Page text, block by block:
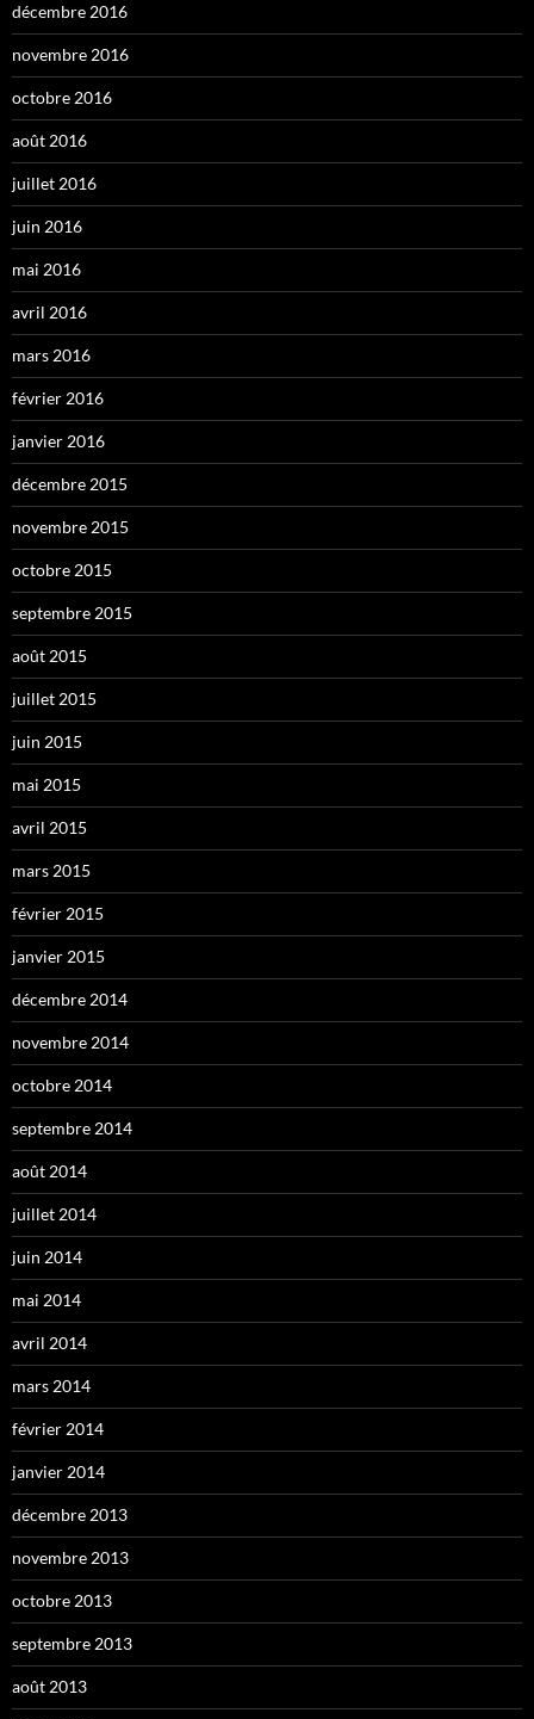
décembre 2016
novembre 2016
octobre 2016
août 2016
juillet 2016
juin 2016
mai 2016
avril 2016
mars 2016
février 2016
janvier 2016
décembre 2015
novembre 2015
octobre 2015
septembre 2015
août 2015
juillet 2015
juin 2015
mai 2015
avril 2015
mars 2015
février 2015
janvier 2015
décembre 2014
novembre 2014
octobre 2014
septembre 2014
août 2014
juillet 2014
juin 2014
mai 2014
avril 2014
mars 2014
février 2014
janvier 2014
décembre 2013
novembre 2013
octobre 2013
septembre 2013
août 2013